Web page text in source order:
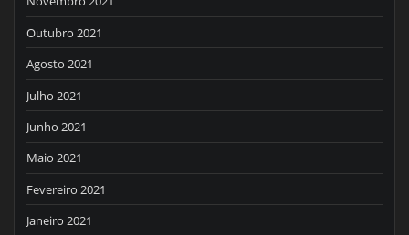
Outubro 2021
Agosto 2021
Julho 2021
Junho 2021
Maio 2021
Fevereiro 2021
Janeiro 2021